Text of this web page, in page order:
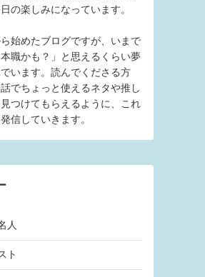
の楽しみになっています。
始めたブログですが、いまで
職かも？」と思えるくらい夢
います。読んでくださる方
でちょっと使えるネタや推し
つけてもらえるように、これ
信していきます。
人
ト